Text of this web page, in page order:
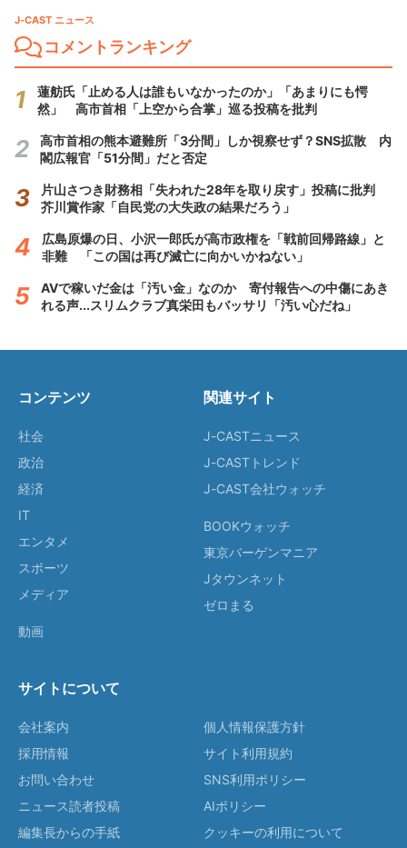
J-CAST ニュース
コメントランキング
蓮舫氏「止める人は誰もいなかったのか」「あまりにも愕
然」 高市首相「上空から合掌」巡る投稿を批判
高市首相の熊本避難所「3分間」しか視察せず？SNS拡散 内
閣広報官「51分間」だと否定
片山さつき財務相「失われた28年を取り戻す」投稿に批判
芥川賞作家「自民党の大失政の結果だろう」
広島原爆の日、小沢一郎氏が高市政権を「戦前回帰路線」と
非難 「この国は再び滅亡に向かいかねない」
AVで稼いだ金は「汚い金」なのか 寄付報告への中傷にあき
れる声...スリムクラブ真栄田もバッサリ「汚い心だね」
コンテンツ
社会
政治
経済
IT
エンタメ
スポーツ
メディア
動画
関連サイト
J-CASTニュース
J-CASTトレンド
J-CAST会社ウォッチ
BOOKウォッチ
東京バーゲンマニア
Jタウンネット
ゼロまる
サイトについて
会社案内
採用情報
お問い合わせ
ニュース読者投稿
編集長からの手紙
個人情報保護方針
サイト利用規約
SNS利用ポリシー
AIポリシー
クッキーの利用について